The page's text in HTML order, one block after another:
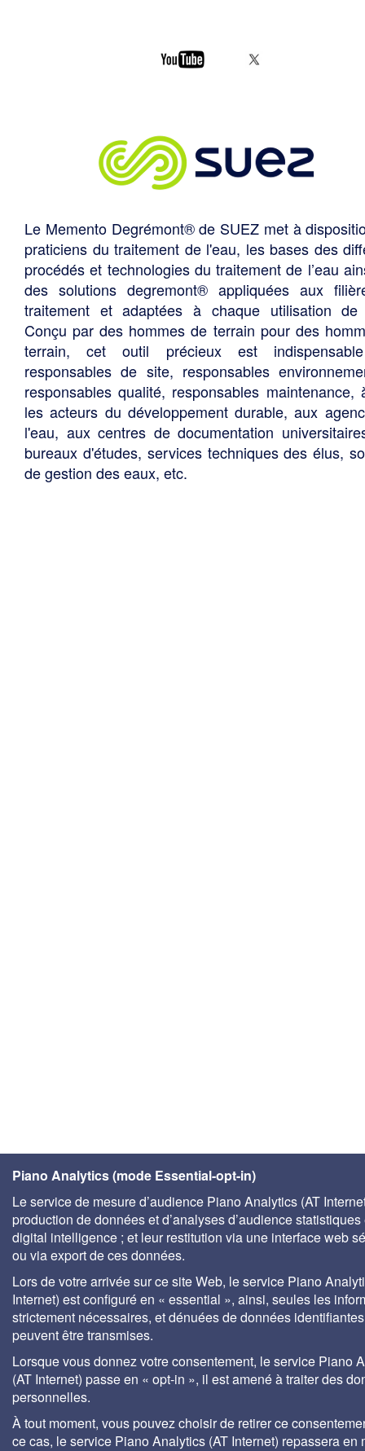
Le Memento Degrémont® de SUEZ met à
praticiens du traitement de l'eau, les bases des
procédés et technologies du traitement de l’eau
des solutions degremont® appliquées aux
traitement et adaptées à chaque utilisation de
Conçu par des hommes de terrain pour des
terrain, cet outil précieux est
responsables de site, responsables
responsables qualité, responsables maintenance,
les acteurs du développement durable, aux
l'eau, aux centres de documentation
bureaux d'études, services techniques des élus,
de gestion des eaux, etc.
Piano Analytics (mode Essential-opt-in)
Le service de mesure d’audience Piano Analytics (AT
production de données et d’analyses d’audience statistiques
digital intelligence ; et leur restitution via une interface web
ou via export de ces données.
Lors de votre arrivée sur ce site Web, le service Piano
Internet) est configuré en « essential », ainsi, seules les
strictement nécessaires, et dénuées de données
peuvent être transmises.
Lorsque vous donnez votre consentement, le service Piano
(AT Internet) passe en « opt-in », il est amené à traiter des
personnelles.
À tout moment, vous pouvez choisir de retirer ce
ce cas, le service Piano Analytics (AT Internet) repassera en